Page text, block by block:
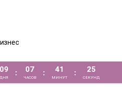
09
ДНЯ
: 07
ЧАСОВ
: 41
МИНУТ
: 25
СЕКУНД